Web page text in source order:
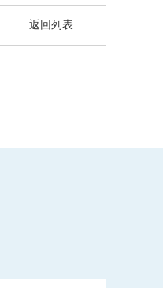
返回列表